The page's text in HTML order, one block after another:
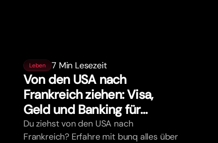
Leben 7 Min Lesezeit
Von den USA nach
Frankreich ziehen: Visa,
Geld und Banking für
Expats
Du ziehst von den USA nach
Frankreich? Erfahre mit bunq alles über